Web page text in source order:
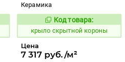
Керамика
839413
Код товара:
крыло скрытной короны
Цена
7 317 руб./м²